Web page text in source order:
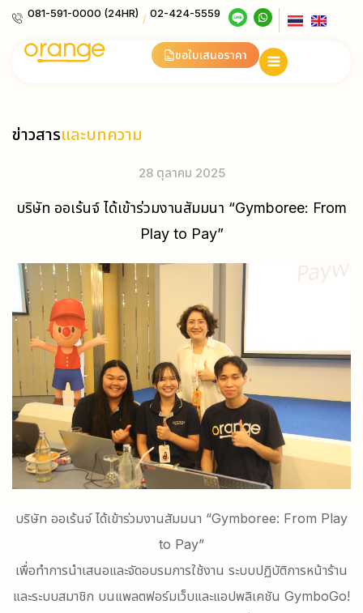
081-591-0000 (24HR) / 02-424-5559
ขอใบเสนอราคา
ข่าวสารและบทความ
28 ตุลาคม 2025
บริษัท ออเร้นจ์ ได้เข้าร่วมงานสัมมนา “Gymboree: From
Play to Pay”
บริษัท ออเร้นจ์ ได้เข้าร่วมงานสัมมนา “Gymboree: From Play
to Pay”
เพื่อทำการนำเสนอและจัดอบรมการใช้งาน ระบบปฏิบัติการหน้าร้าน
และระบบสมาชิก บนแพลตฟอร์มเว็บและแอปพลิเคชัน GymboGo!